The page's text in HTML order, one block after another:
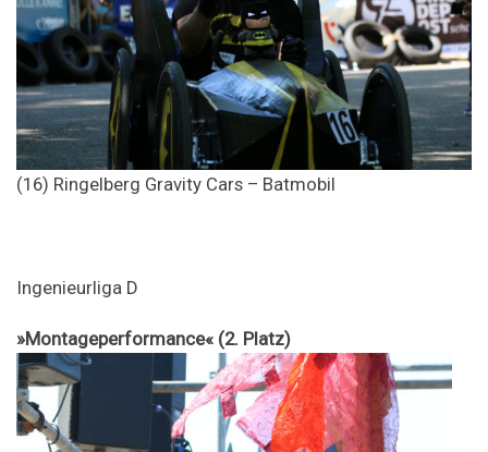
(16) Ringelberg Gravity Cars – Batmobil
Ingenieurliga D
»Montageperformance« (2. Platz)